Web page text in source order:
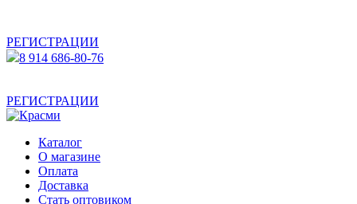
РЕГИСТРАЦИИ
8 914 686-80-76
РЕГИСТРАЦИИ
Каталог
О магазине
Оплата
Доставка
Стать оптовиком